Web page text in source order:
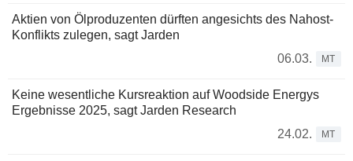
Aktien von Ölproduzenten dürften angesichts des Nahost-
Konflikts zulegen, sagt Jarden
06.03.
MT
Keine wesentliche Kursreaktion auf Woodside Energys
Ergebnisse 2025, sagt Jarden Research
24.02.
MT